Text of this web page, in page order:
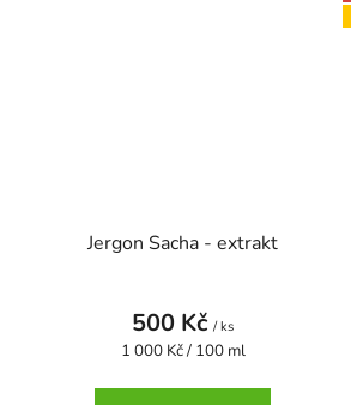
Jergon Sacha - extrakt
500 Kč/ ks
Měrná
1 000 Kč / 100 ml